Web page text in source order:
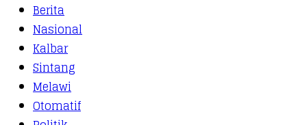
Berita
Nasional
Kalbar
Sintang
Melawi
Otomatif